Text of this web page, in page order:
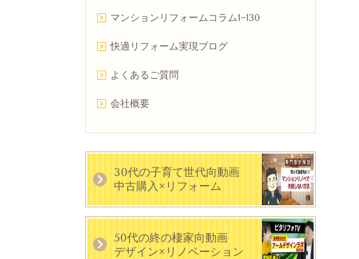
マンションリフォームコラム1~130
快適リフォーム実現ブログ
よくあるご質問
会社概要
30代の子育て世代向動画
中古購入×リフォーム
50代の終の棲家向動画
デザイン×リノベーション